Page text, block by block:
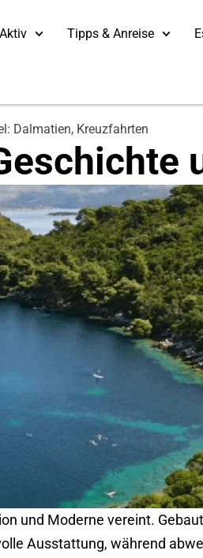
Aktiv Tipps & Anreise
Dalmatien, Kreuzfahrten
und Moderne vereint.
Ausstattung, während